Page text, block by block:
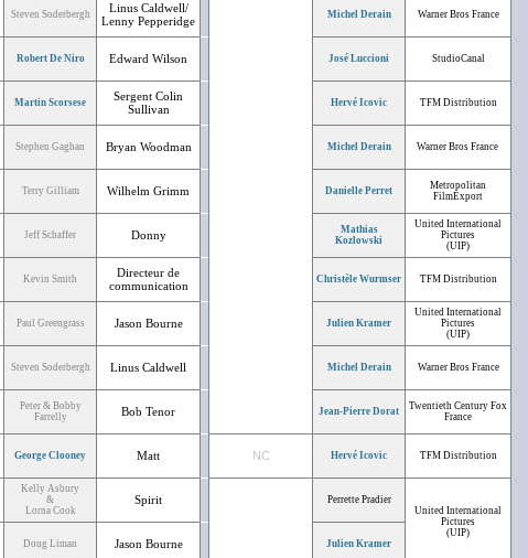
Steven Soderbergh
Linus Caldwell/
Lenny Pepperidge
Michel Derain Warner Bros France
Robert De Niro Edward Wilson José Luccioni StudioCanal
Martin Scorsese
Sergent Colin
Sullivan
Hervé Icovic TFM Distribution
Stephen Gaghan Bryan Woodman Michel Derain Warner Bros France
Terry Gilliam Wilhelm Grimm Danielle Perret
Metropolitan
FilmExport
Jeff Schaffer Donny
Mathias
Kozlowski
United International
Pictures
(UIP)
Kevin Smith
Directeur de
communication
Christèle Wurmser TFM Distribution
Paul Greengrass Jason Bourne Julien Kramer
United International
Pictures
(UIP)
Steven Soderbergh Linus Caldwell Michel Derain Warner Bros France
Peter & Bobby
Farrelly
Bob Tenor Jean-Pierre Dorat
Twentieth Century Fox
France
George Clooney Matt NC Hervé Icovic TFM Distribution
Kelly Asbury
&
Lorna Cook
Spirit
Perrette Pradier
United International
Pictures
(UIP)
Doug Liman Jason Bourne Julien Kramer